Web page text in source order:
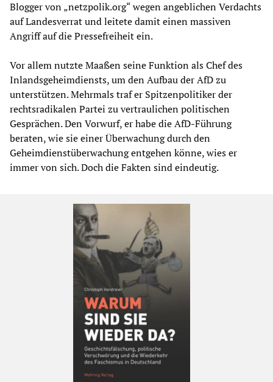
Blogger von „netzpolik.org“ wegen angeblichen Verdachts
auf Landesverrat und leitete damit einen massiven
Angriff auf die Pressefreiheit ein.
Vor allem nutzte Maaßen seine Funktion als Chef des
Inlandsgeheimdiensts, um den Aufbau der AfD zu
unterstützen. Mehrmals traf er Spitzenpolitiker der
rechtsradikalen Partei zu vertraulichen politischen
Gesprächen. Den Vorwurf, er habe die AfD-Führung
beraten, wie sie einer Überwachung durch den
Geheimdienstüberwachung entgehen könne, wies er
immer von sich. Doch die Fakten sind eindeutig.